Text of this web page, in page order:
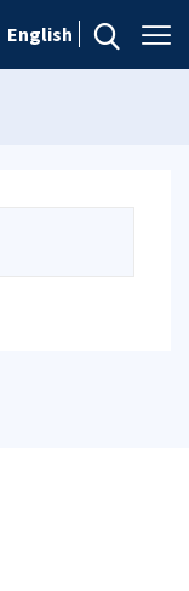
English